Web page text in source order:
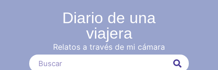
Diario de una
viajera
Relatos a través de mi cámara